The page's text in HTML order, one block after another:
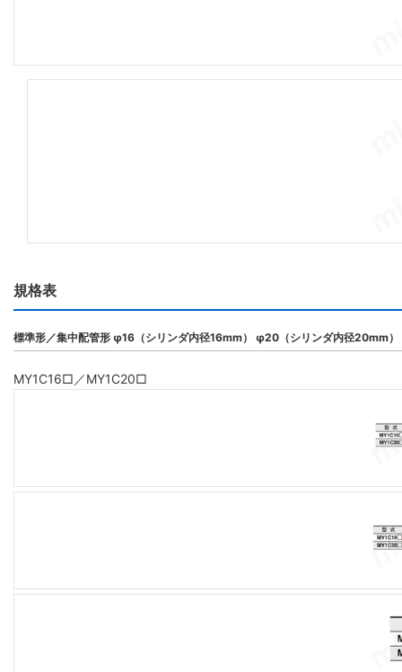
規格表
標準形／集中配管形 φ16（シリンダ内径16mm） φ20（シリンダ内径20mm）
MY1C16□／MY1C20□